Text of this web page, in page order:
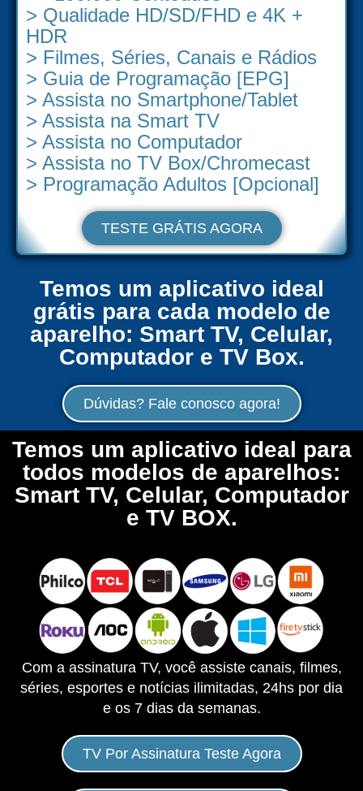
> Qualidade HD/SD/FHD e 4K +
HDR
> Filmes, Séries, Canais e Rádios
> Guia de Programação [EPG]
> Assista no Smartphone/Tablet
> Assista na Smart TV
> Assista no Computador
> Assista no TV Box/Chromecast
> Programação Adultos [Opcional]
TESTE GRÁTIS AGORA
Temos um aplicativo ideal
grátis para cada modelo de
aparelho: Smart TV, Celular,
Computador e TV Box.
Dúvidas? Fale conosco agora!
Temos um aplicativo ideal para
todos modelos de aparelhos:
Smart TV, Celular, Computador
e TV BOX.
Com a assinatura TV, você assiste canais, filmes,
séries, esportes e notícias ilimitadas, 24hs por dia
e os 7 dias da semanas.
TV Por Assinatura Teste Agora